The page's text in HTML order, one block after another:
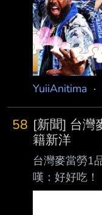
Carson
YuiiAnitima ·
58 [新聞] 台灣
籍新洋
台灣麥當勞1
嘆：好好吃
／新北報導